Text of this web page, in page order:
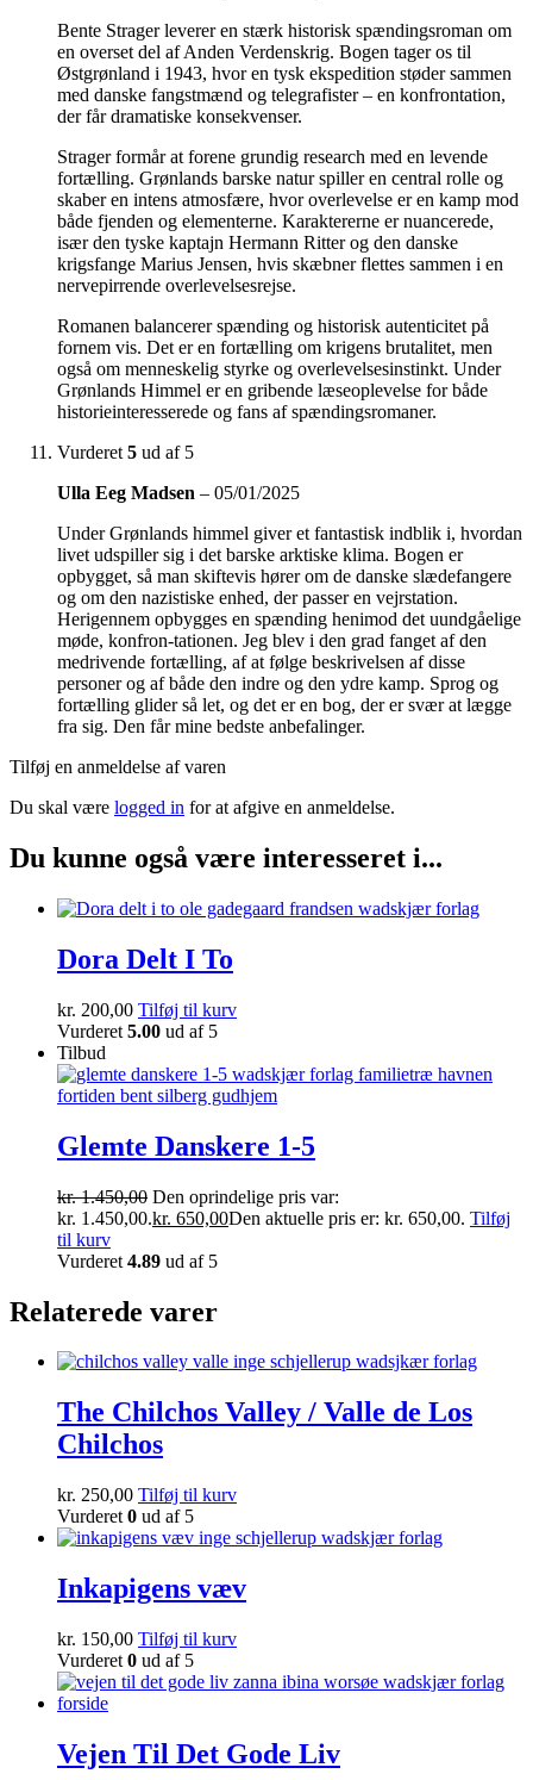
Bente Strager leverer en stærk historisk spændingsroman om
en overset del af Anden Verdenskrig. Bogen tager os til
Østgrønland i 1943, hvor en tysk ekspedition støder sammen
med danske fangstmænd og telegrafister – en konfrontation,
der får dramatiske konsekvenser.
Strager formår at forene grundig research med en levende
fortælling. Grønlands barske natur spiller en central rolle og
skaber en intens atmosfære, hvor overlevelse er en kamp mod
både fjenden og elementerne. Karaktererne er nuancerede,
især den tyske kaptajn Hermann Ritter og den danske
krigsfange Marius Jensen, hvis skæbner flettes sammen i en
nervepirrende overlevelsesrejse.
Romanen balancerer spænding og historisk autenticitet på
fornem vis. Det er en fortælling om krigens brutalitet, men
også om menneskelig styrke og overlevelsesinstinkt. Under
Grønlands Himmel er en gribende læseoplevelse for både
historieinteresserede og fans af spændingsromaner.
Vurderet 5 ud af 5
Ulla Eeg Madsen – 05/01/2025
Under Grønlands himmel giver et fantastisk indblik i, hvordan
livet udspiller sig i det barske arktiske klima. Bogen er
opbygget, så man skiftevis hører om de danske slædefangere
og om den nazistiske enhed, der passer en vejrstation.
Herigennem opbygges en spænding henimod det uundgåelige
møde, konfron-tationen. Jeg blev i den grad fanget af den
medrivende fortælling, af at følge beskrivelsen af disse
personer og af både den indre og den ydre kamp. Sprog og
fortælling glider så let, og det er en bog, der er svær at lægge
fra sig. Den får mine bedste anbefalinger.
Tilføj en anmeldelse af varen
Du skal være logged in for at afgive en anmeldelse.
Du kunne også være interesseret i...
Dora Delt I To
kr. 200,00 Tilføj til kurv
Vurderet 5.00 ud af 5
Tilbud
Glemte Danskere 1-5
kr.1.450,00 Den oprindelige pris var:
kr. 1.450,00.kr. 650,00Den aktuelle pris er: kr. 650,00. Tilføj
til kurv
Vurderet 4.89 ud af 5
Relaterede varer
The Chilchos Valley / Valle de Los
Chilchos
kr. 250,00 Tilføj til kurv
Vurderet 0 ud af 5
Inkapigens væv
kr. 150,00 Tilføj til kurv
Vurderet 0 ud af 5
Vejen Til Det Gode Liv